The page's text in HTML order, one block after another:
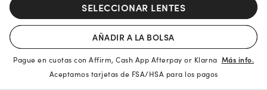
SELECCIONAR LENTES
AÑADIR A LA BOLSA
Pague en cuotas con Affirm, Cash App Afterpay or Klarna Más info.
Aceptamos tarjetas de FSA/HSA para los pagos